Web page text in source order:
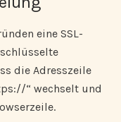
eine SSL-
die Adresszeile
“ wechselt und